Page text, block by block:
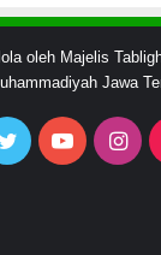
oleh Majelis
Jawa
Twitter YouTube